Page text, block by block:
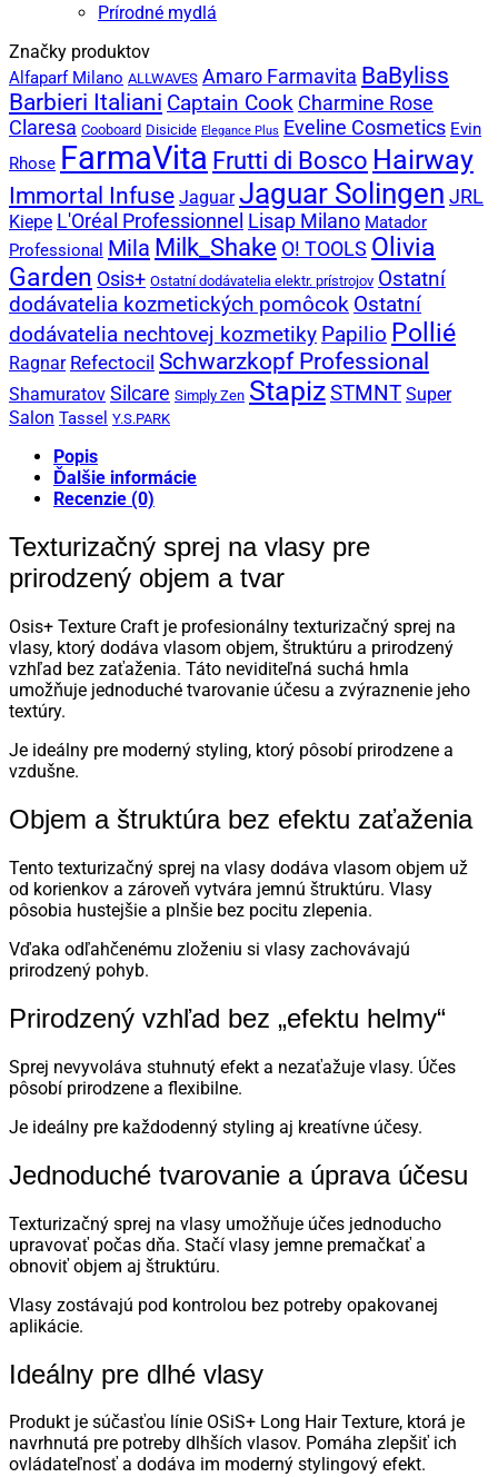
Prírodné mydlá
Značky produktov
Alfaparf Milano ALLWAVES Amaro Farmavita BaByliss
Barbieri Italiani Captain Cook Charmine Rose
Claresa Cooboard Disicide Elegance Plus Eveline Cosmetics Evin
Rhose FarmaVita Frutti di Bosco Hairway
Immortal Infuse Jaguar Jaguar Solingen JRL
Kiepe L'Oréal Professionnel Lisap Milano Matador
Professional Mila Milk_Shake O! TOOLS Olivia
Garden Osis+ Ostatní dodávatelia elektr. prístrojov Ostatní
dodávatelia kozmetických pomôcok Ostatní
dodávatelia nechtovej kozmetiky Papilio Pollié
Ragnar Refectocil Schwarzkopf Professional
Shamuratov Silcare Simply Zen StapizSTMNT Super
Salon Tassel Y.S.PARK
Popis
Ďalšie informácie
Recenzie (0)
Texturizačný sprej na vlasy pre
prirodzený objem a tvar
Osis+ Texture Craft je profesionálny texturizačný sprej na
vlasy, ktorý dodáva vlasom objem, štruktúru a prirodzený
vzhľad bez zaťaženia. Táto neviditeľná suchá hmla
umožňuje jednoduché tvarovanie účesu a zvýraznenie jeho
textúry.
Je ideálny pre moderný styling, ktorý pôsobí prirodzene a
vzdušne.
Objem a štruktúra bez efektu zaťaženia
Tento texturizačný sprej na vlasy dodáva vlasom objem už
od korienkov a zároveň vytvára jemnú štruktúru. Vlasy
pôsobia hustejšie a plnšie bez pocitu zlepenia.
Vďaka odľahčenému zloženiu si vlasy zachovávajú
prirodzený pohyb.
Prirodzený vzhľad bez „efektu helmy“
Sprej nevyvoláva stuhnutý efekt a nezaťažuje vlasy. Účes
pôsobí prirodzene a flexibilne.
Je ideálny pre každodenný styling aj kreatívne účesy.
Jednoduché tvarovanie a úprava účesu
Texturizačný sprej na vlasy umožňuje účes jednoducho
upravovať počas dňa. Stačí vlasy jemne premačkať a
obnoviť objem aj štruktúru.
Vlasy zostávajú pod kontrolou bez potreby opakovanej
aplikácie.
Ideálny pre dlhé vlasy
Produkt je súčasťou línie OSiS+ Long Hair Texture, ktorá je
navrhnutá pre potreby dlhších vlasov. Pomáha zlepšiť ich
ovládateľnosť a dodáva im moderný stylingový efekt.